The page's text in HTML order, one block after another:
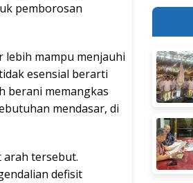
pemborosan
lebih mampu menjauhi
esensial berarti
berani memangkas
mendasar, di
arah tersebut.
defisit